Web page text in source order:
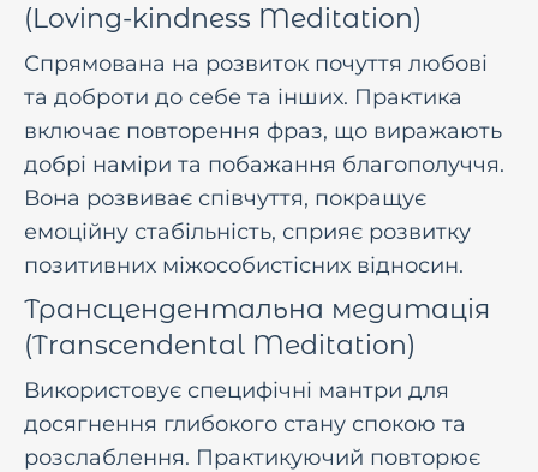
(Loving-kindness Meditation)
Спрямована на розвиток почуття любові
та доброти до себе та інших. Практика
включає повторення фраз, що виражають
добрі наміри та побажання благополуччя.
Вона розвиває співчуття, покращує
емоційну стабільність, сприяє розвитку
позитивних міжособистісних відносин.
Трансцендентальна медитація
(Transcendental Meditation)
Використовує специфічні мантри для
досягнення глибокого стану спокою та
розслаблення. Практикуючий повторює